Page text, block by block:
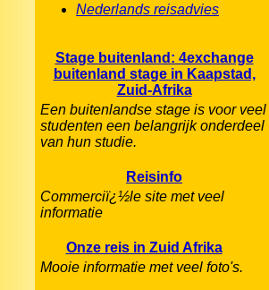
Nederlands reisadvies
Stage buitenland: 4exchange
buitenland stage in Kaapstad,
Zuid-Afrika
Een buitenlandse stage is voor veel
studenten een belangrijk onderdeel
van hun studie.
Reisinfo
Commerciï¿½le site met veel
informatie
Onze reis in Zuid Afrika
Mooie informatie met veel foto's.